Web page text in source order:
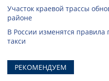
Участок краевой трассы
районе
В России изменятся
такси
РЕКОМЕНДУЕМ